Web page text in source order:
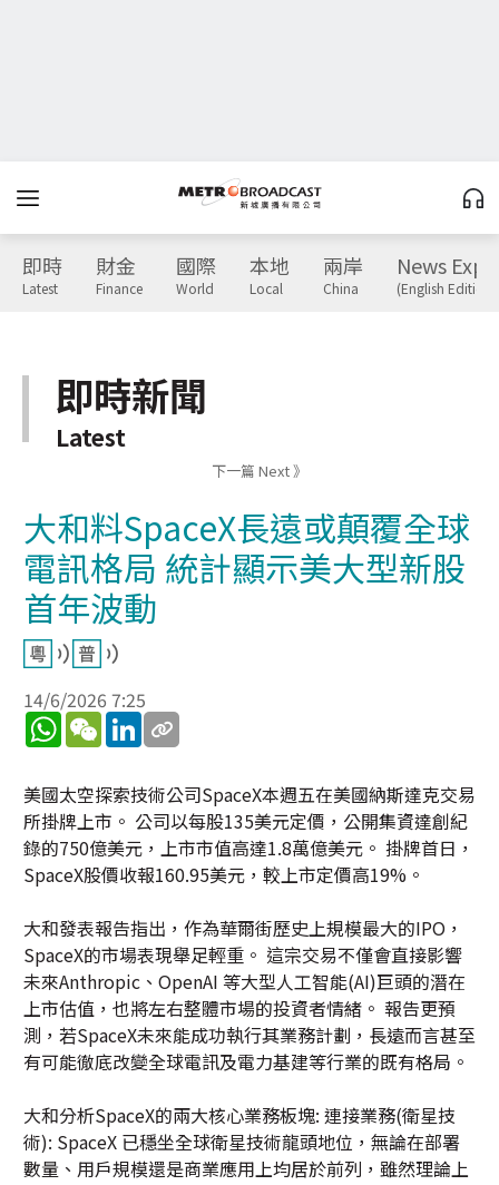
即時
Latest
財金
Finance
國際
World
本地
Local
兩岸
China
News
(English Edition)
即時新聞
Latest
下一篇 Next 》
大和料SpaceX長遠或顛覆全球
電訊格局 統計顯示美大型新股
首年波動
14/6/2026 7:25
WhatsApp
WeChatLinkedIn
美國太空探索技術公司SpaceX本週五在美國納斯達克交易
所掛牌上市。 公司以每股135美元定價，公開集資達創紀
錄的750億美元，上市市值高達1.8萬億美元。 掛牌首日，
SpaceX股價收報160.95美元，較上市定價高19%。
大和發表報告指出，作為華爾街歷史上規模最大的IPO，
SpaceX的市場表現舉足輕重。 這宗交易不僅會直接影響
未來Anthropic、OpenAI 等大型人工智能(AI)巨頭的潛在
上市估值，也將左右整體市場的投資者情緒。 報告更預
測，若SpaceX未來能成功執行其業務計劃，長遠而言甚至
有可能徹底改變全球電訊及電力基建等行業的既有格局。
大和分析SpaceX的兩大核心業務板塊: 連接業務(衛星技
術): SpaceX 已穩坐全球衛星技術龍頭地位，無論在部署
數量、用戶規模還是商業應用上均居於前列，雖然理論上